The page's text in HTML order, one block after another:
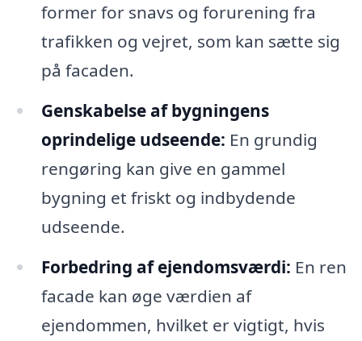
former for snavs og forurening fra
trafikken og vejret, som kan sætte sig
på facaden.
Genskabelse af bygningens
oprindelige udseende: En grundig
rengøring kan give en gammel
bygning et friskt og indbydende
udseende.
Forbedring af ejendomsværdi: En ren
facade kan øge værdien af
ejendommen, hvilket er vigtigt, hvis